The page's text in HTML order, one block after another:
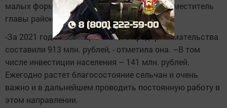
малых форм хозяйствования выступила заместитель
главы района Надежда Попкова.
-За 2021 год инвестиции малого предпринимательства
составили 913 млн. рублей, - отметила она. –В том
числе инвестиции населения – 141 млн. рублей.
Ежегодно растет благосостояние сельчан и очень
важно и в дальнейшем проводить постоянную работу в
этом направлении.